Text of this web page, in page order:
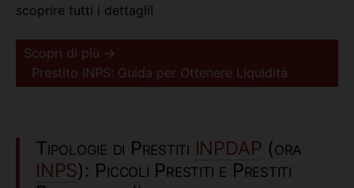
scoprire tutti i dettagli!
Scopri di più →
Prestito INPS: Guida per Ottenere Liquidità
Tipologie di Prestiti INPDAP (ora
INPS): Piccoli Prestiti e Prestiti